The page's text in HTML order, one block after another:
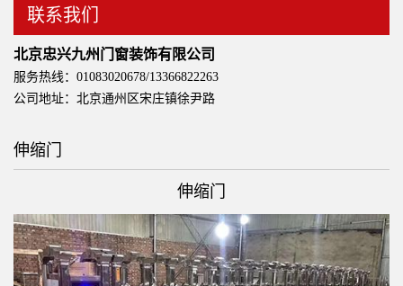
联系我们
北京忠兴九州门窗装饰有限公司
服务热线：01083020678/13366822263
公司地址：北京通州区宋庄镇徐尹路
伸缩门
伸缩门